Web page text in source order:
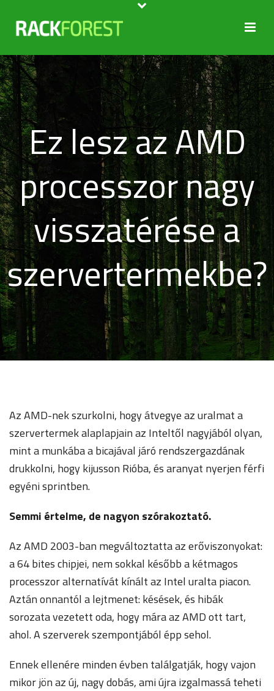
Ez lesz az AMD
processzor nagy
visszatérése a
szervertermekbe?
Az AMD-nek szurkolni, hogy átvegye az uralmat a
szervertermek alaplapjain az Inteltől nagyjából olyan,
mint a munkába a bicajával járó rendszergazdának
drukkolni, hogy kijusson Rióba, és aranyat nyerjen férfi
egyéni sprintben.
Semmi értelme, de nagyon szórakoztató.
Az AMD 2003-ban megváltoztatta az erőviszonyokat:
a 64 bites chipjei, nem sokkal később a kétmagos
processzor alternatívát kínált az Intel uralta piacon.
Aztán onnantól a lejtmenet: késések, és hibák
sorozata vezetett oda, hogy mára az AMD ott tart,
ahol. A szerverek szempontjából épp sehol.
Ennek ellenére minden évben találgatják, hogy vajon
mikor jön az új, nagy dobás, ami újra izgalmassá teheti